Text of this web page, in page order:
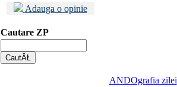
Adauga o opinie
Cautare ZP
ANDOgrafia zilei